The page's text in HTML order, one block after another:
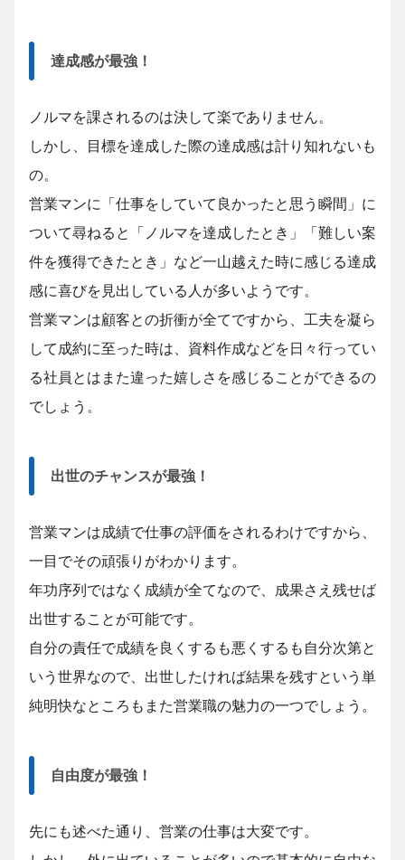
達成感が最強！
ノルマを課されるのは決して楽でありません。
しかし、目標を達成した際の達成感は計り知れないも
の。
営業マンに「仕事をしていて良かったと思う瞬間」に
ついて尋ねると「ノルマを達成したとき」「難しい案
件を獲得できたとき」など一山越えた時に感じる達成
感に喜びを見出している人が多いようです。
営業マンは顧客との折衝が全てですから、工夫を凝ら
して成約に至った時は、資料作成などを日々行ってい
る社員とはまた違った嬉しさを感じることができるの
でしょう。
出世のチャンスが最強！
営業マンは成績で仕事の評価をされるわけですから、
一目でその頑張りがわかります。
年功序列ではなく成績が全てなので、成果さえ残せば
出世することが可能です。
自分の責任で成績を良くするも悪くするも自分次第と
いう世界なので、出世したければ結果を残すという単
純明快なところもまた営業職の魅力の一つでしょう。
自由度が最強！
先にも述べた通り、営業の仕事は大変です。